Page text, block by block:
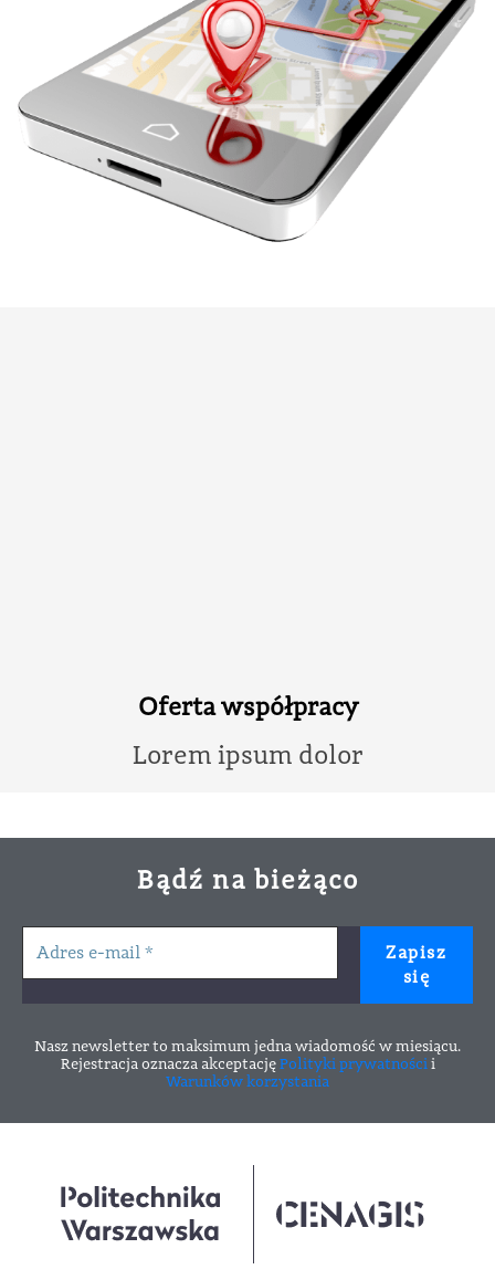
Oferta współpracy
Lorem ipsum dolor
Bądź na bieżąco
Nasz newsletter to maksimum jedna wiadomość w miesiącu.
Rejestracja oznacza akceptacjęPolityki prywatności i
Warunków korzystania